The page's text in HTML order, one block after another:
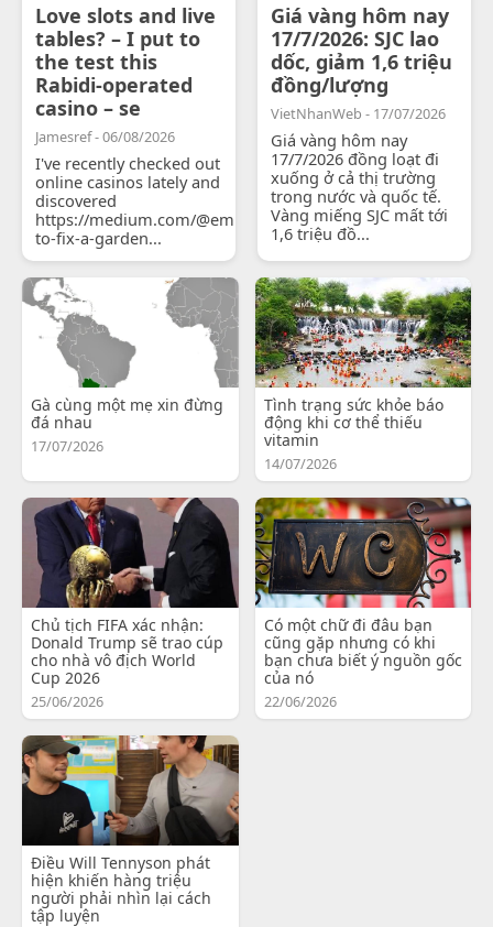
Love slots and live
tables? – I put to
the test this
Rabidi-operated
casino – se
Jamesref - 06/08/2026
I've recently checked out
online casinos lately and
discovered
https://medium.com/@emilyjohnsonready/how-
to-fix-a-garden...
Giá vàng hôm nay
17/7/2026: SJC lao
dốc, giảm 1,6 triệu
đồng/lượng
VietNhanWeb - 17/07/2026
Giá vàng hôm nay
17/7/2026 đồng loạt đi
xuống ở cả thị trường
trong nước và quốc tế.
Vàng miếng SJC mất tới
1,6 triệu đồ...
Gà cùng một mẹ xin đừng
đá nhau
17/07/2026
Tình trạng sức khỏe báo
động khi cơ thể thiếu
vitamin
14/07/2026
Chủ tịch FIFA xác nhận:
Donald Trump sẽ trao cúp
cho nhà vô địch World
Cup 2026
25/06/2026
Có một chữ đi đâu bạn
cũng gặp nhưng có khi
bạn chưa biết ý nguồn gốc
của nó
22/06/2026
Điều Will Tennyson phát
hiện khiến hàng triệu
người phải nhìn lại cách
tập luyện